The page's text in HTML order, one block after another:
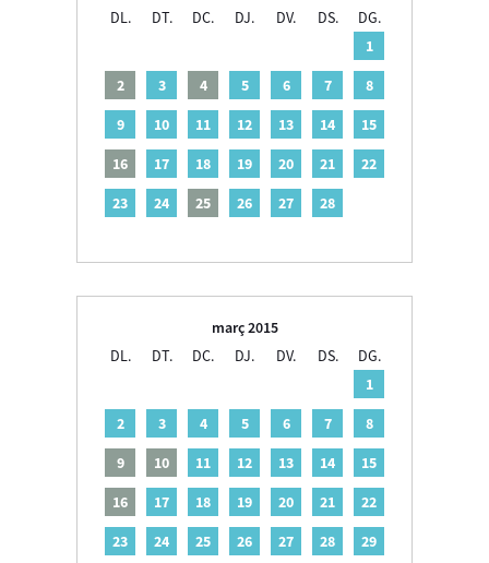
DL.
DT. DC. DJ. DV. DS.
DG.
1
2
3 4 5 6 7
8
9
10 11 12 13 14
15
16
17 18 19 20 21
22
23
24 25 26 27 28
març 2015
DL.
DT. DC. DJ. DV. DS.
DG.
1
2
3 4 5 6 7
8
9
10 11 12 13 14
15
16
17 18 19 20 21
22
23
24 25 26 27 28
29